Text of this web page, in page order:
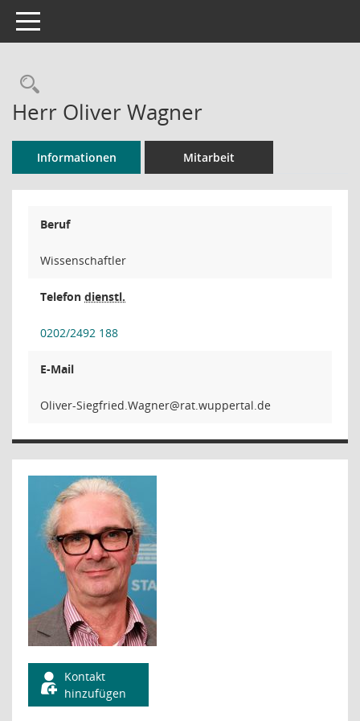
Toggle navigation
Rechercheauswahl
Herr Oliver Wagner
Informationen Mitarbeit
Beruf
Wissenschaftler
Telefon dienstl.
0202/2492 188
E-Mail
rengaW.deir
Kontakt
hinzufügen